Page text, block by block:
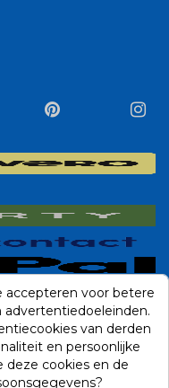
accepteren voor betere
advertentiedoeleinden.
van derden
en persoonlijke
deze cookies en de